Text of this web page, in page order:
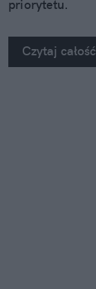
priorytetu.
Czytaj całość